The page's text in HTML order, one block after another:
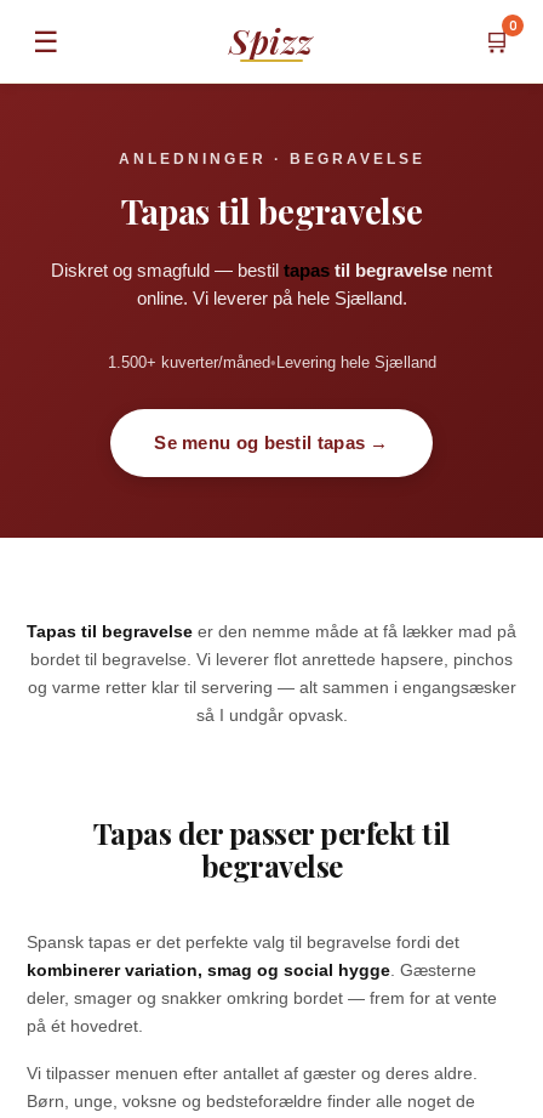
☰ Spizz 🛒0
ANLEDNINGER · BEGRAVELSE
Tapas til begravelse
Diskret og smagfuld — bestil tapas til begravelse nemt
online. Vi leverer på hele Sjælland.
1.500+ kuverter/måned• Levering hele Sjælland
Se menu og bestil tapas →
Tapas til begravelse er den nemme måde at få lækker mad på
bordet til begravelse. Vi leverer flot anrettede hapsere, pinchos
og varme retter klar til servering — alt sammen i engangsæsker
så I undgår opvask.
Tapas der passer perfekt til
begravelse
Spansk tapas er det perfekte valg til begravelse fordi det
kombinerer variation, smag og social hygge . Gæsterne
deler, smager og snakker omkring bordet — frem for at vente
på ét hovedret.
Vi tilpasser menuen efter antallet af gæster og deres aldre.
Børn, unge, voksne og bedsteforældre finder alle noget de